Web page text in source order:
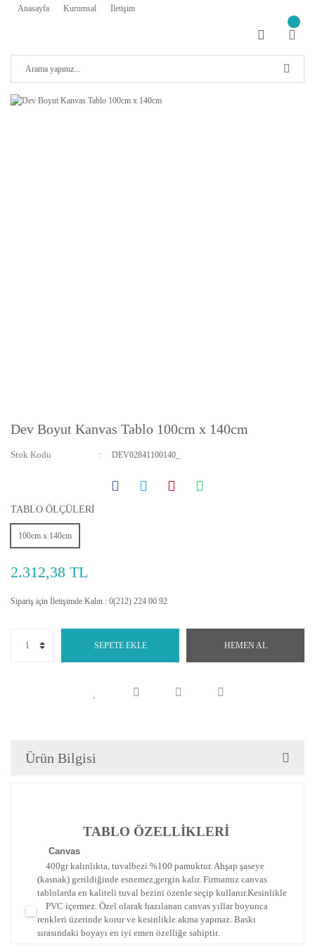
Anasayfa Kurumsal İletişim
Dev Boyut Kanvas Tablo 100cm x 140cm
Stok Kodu DEV02841100140_
TABLO ÖLÇÜLERİ
100cm x 140cm
2.312,38 TL
Sipariş için İletişimde Kalın : 0(212) 224 00 92
SEPETE EKLE HEMEN AL
Ürün Bilgisi
TABLO ÖZELLİKLERİ
Canvas
400gr kalınlıkta, tuvalbezi %100 pamuktur. Ahşap şaseye
(kasnak) gerildiğinde esnemez,gergin kalır. Firmamız canvas
tablolarda en kaliteli tuval bezini özenle seçip kullanır.Kesinlikle
PVC içermez. Özel olarak hazılanan canvas yıllar boyunca
renkleri üzerinde korur ve kesinlikle akma yapmaz. Baskı
sırasındaki boyayı en iyi emen özelliğe sahiptir.